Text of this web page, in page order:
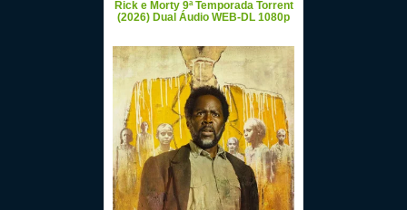
Rick e Morty 9ª Temporada Torrent
(2026) Dual Áudio WEB-DL 1080p